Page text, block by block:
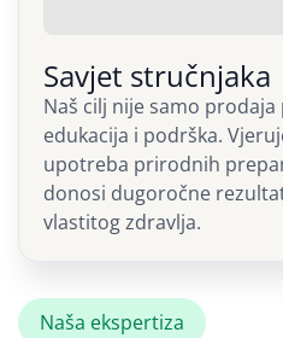
Savjet stručnjaka
Naš cilj nije samo prodaja
edukacija i podrška.
upotreba prirodnih
donosi dugoročne
vlastitog zdravlja.
Naša ekspertiza